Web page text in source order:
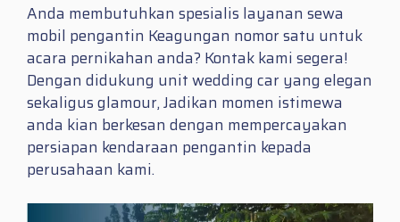
Anda membutuhkan spesialis layanan sewa
mobil pengantin Keagungan nomor satu untuk
acara pernikahan anda? Kontak kami segera!
Dengan didukung unit wedding car yang elegan
sekaligus glamour, Jadikan momen istimewa
anda kian berkesan dengan mempercayakan
persiapan kendaraan pengantin kepada
perusahaan kami.